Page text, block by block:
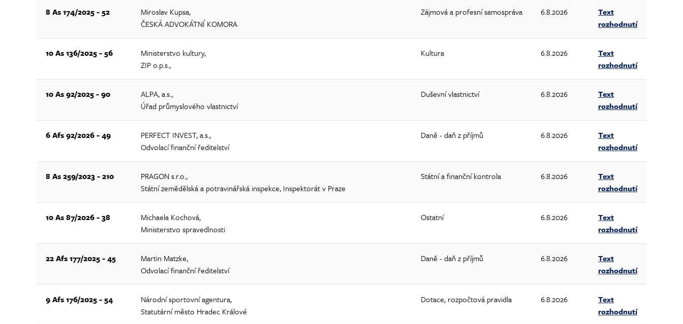
8 As 174/2025 - 52
Miroslav Kupsa,
ČESKÁ ADVOKÁTNÍ KOMORA
Zájmová a profesní samospráva 6.8.2026
Text
rozhodnutí
10 As 136/2025 - 56
Ministerstvo kultury,
ZIP o.p.s.,
Kultura 6.8.2026
Text
rozhodnutí
10 As 92/2025 - 90
ALPA, a.s.,
Úřad průmyslového vlastnictví
Duševní vlastnictví 6.8.2026
Text
rozhodnutí
6 Afs 92/2026 - 49
PERFECT INVEST, a.s.,
Odvolací finanční ředitelství
Daně - daň z příjmů 6.8.2026
Text
rozhodnutí
8 As 259/2023 - 210
PRAGON s.r.o.,
Státní zemědělská a potravinářská inspekce, Inspektorát v Praze
Státní a finanční kontrola 6.8.2026
Text
rozhodnutí
10 As 87/2026 - 38
Michaela Kochová,
Ministerstvo spravedlnosti
Ostatní 6.8.2026
Text
rozhodnutí
22 Afs 177/2025 - 45
Martin Matzke,
Odvolací finanční ředitelství
Daně - daň z příjmů 6.8.2026
Text
rozhodnutí
9 Afs 176/2025 - 54
Národní sportovní agentura,
Statutární město Hradec Králové
Dotace, rozpočtová pravidla 6.8.2026
Text
rozhodnutí